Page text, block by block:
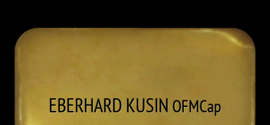
EBERHARDKUSINOFMCap